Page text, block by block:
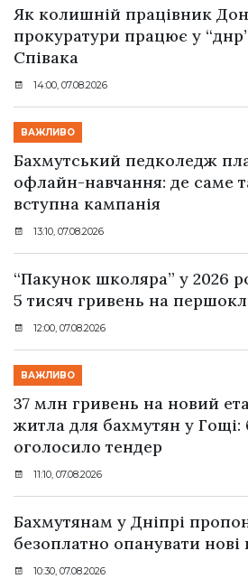
Як колишній працівник
прокуратури працює у
Співака
14:00, 07.08.2026
ВАЖЛИВО
Бахмутський педколедж
офлайн-навчання: де саме
вступна кампанія
13:10, 07.08.2026
“Пакунок школяра” у 2026
5 тисяч гривень на
12:00, 07.08.2026
ВАЖЛИВО
37 млн гривень на новий
житла для бахмутян у Гощі:
оголосило тендер
11:10, 07.08.2026
Бахмутянам у Дніпрі
безоплатно опанувати нові
10:30, 07.08.2026